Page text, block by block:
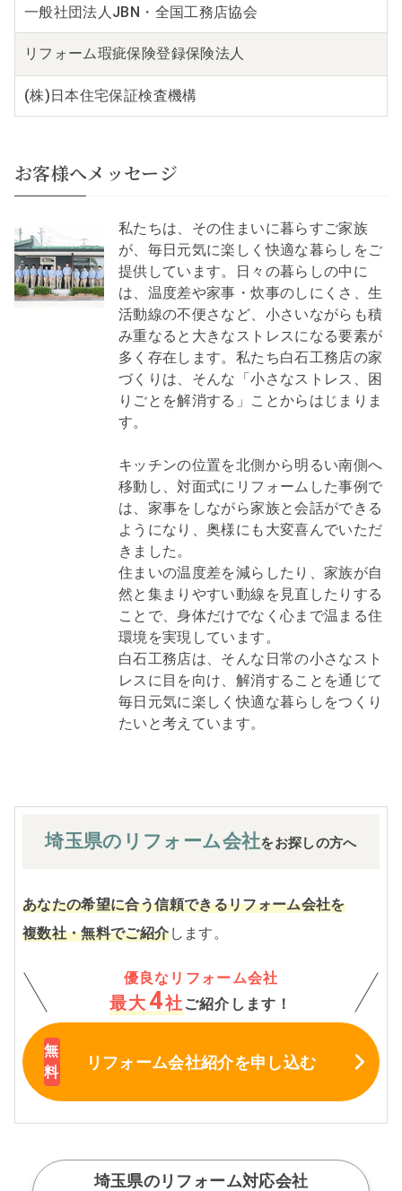
一般社団法人JBN・全国工務店協会
リフォーム瑕疵保険登録保険法人
(株)日本住宅保証検査機構
お客様へメッセージ
私たちは、その住まいに暮らすご家族
が、毎日元気に楽しく快適な暮らしをご
提供しています。日々の暮らしの中に
は、温度差や家事・炊事のしにくさ、生
活動線の不便さなど、小さいながらも積
み重なると大きなストレスになる要素が
多く存在します。私たち白石工務店の家
づくりは、そんな「小さなストレス、困
りごとを解消する」ことからはじまりま
す。
キッチンの位置を北側から明るい南側へ
移動し、対面式にリフォームした事例で
は、家事をしながら家族と会話ができる
ようになり、奥様にも大変喜んでいただ
きました。
住まいの温度差を減らしたり、家族が自
然と集まりやすい動線を見直したりする
ことで、身体だけでなく心まで温まる住
環境を実現しています。
白石工務店は、そんな日常の小さなスト
レスに目を向け、解消することを通じて
毎日元気に楽しく快適な暮らしをつくり
たいと考えています。
埼玉県の リフォーム会社をお探しの方へ
あなたの希望に合う信頼できるリフォーム会社を
複数社・無料でご紹介します。
優良なリフォーム会社
最大 4社 ご紹介します！
リフォーム会社紹介を申し込む
埼玉県のリフォーム対応会社